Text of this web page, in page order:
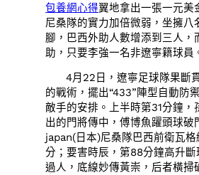
包養網心得翼地拿出一張一元美
尼桑隊的實力加倍微弱，坐擁八
腳，巴西外助人數增添到三人，
助，只要李強一名非遼寧籍球員
4月22日，遼寧足球隊果斷
的戰術，擺出“433”陣型自動防
敵手的安排。上半時第31分鐘，
出的門將傳中，傅博魚躍頭球破
japan(日本)尼桑隊巴西前衛瓦格
分；要害時辰，第88分鐘高升
過人，底線妙傳黃崇，后者橫掃